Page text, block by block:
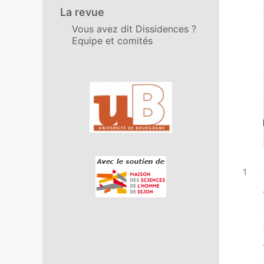
La revue
Vous avez dit Dissidences ?
Equipe et comités
In collaboration with